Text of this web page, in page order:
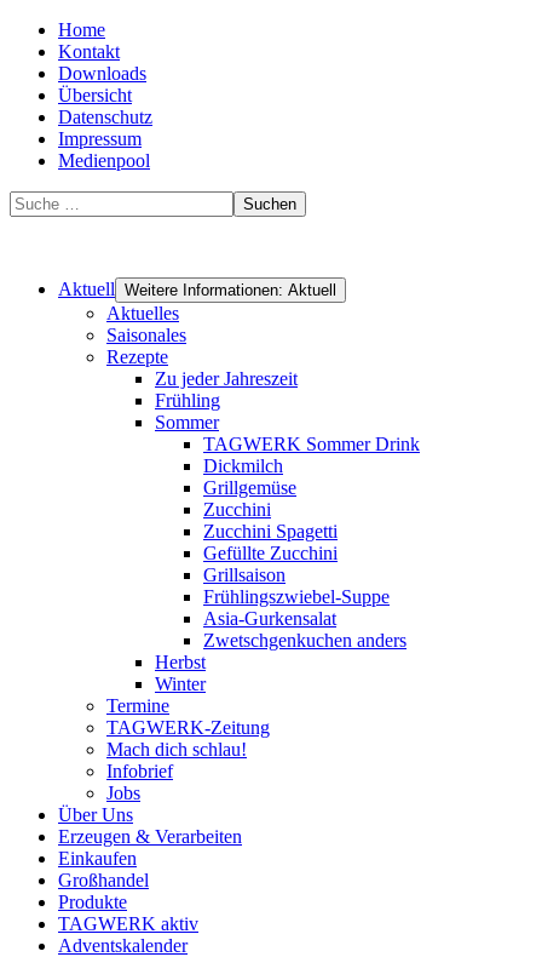
Home
Kontakt
Downloads
Übersicht
Datenschutz
Impressum
Medienpool
Suchen
Aktuell Weitere Informationen: Aktuell
Aktuelles
Saisonales
Rezepte
Zu jeder Jahreszeit
Frühling
Sommer
TAGWERK Sommer Drink
Dickmilch
Grillgemüse
Zucchini
Zucchini Spagetti
Gefüllte Zucchini
Grillsaison
Frühlingszwiebel-Suppe
Asia-Gurkensalat
Zwetschgenkuchen anders
Herbst
Winter
Termine
TAGWERK-Zeitung
Mach dich schlau!
Infobrief
Jobs
Über Uns
Erzeugen & Verarbeiten
Einkaufen
Großhandel
Produkte
TAGWERK aktiv
Adventskalender